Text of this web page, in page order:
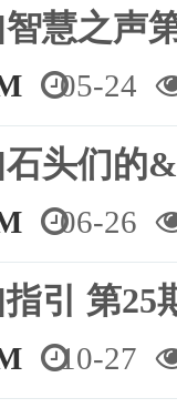
智慧之
05-24
石头们的
06-26
指引 第
10-27